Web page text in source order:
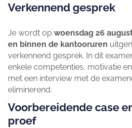
Verkennend gesprek
Je wordt op woensdag 26
en binnen de kantooruren
verkennend gesprek. In dit
enkele competenties, motivatie
met een interview met de
eliminerend.
Voorbereidende case
proef